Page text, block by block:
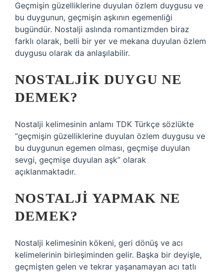
Geçmişin güzelliklerine duyulan özlem duygusu ve
bu duygunun, geçmişin aşkının egemenliği
bugündür. Nostalji aslında romantizmden biraz
farklı olarak, belli bir yer ve mekana duyulan özlem
duygusu olarak da anlaşılabilir.
NOSTALJIK DUYGU NE
DEMEK?
Nostalji kelimesinin anlamı TDK Türkçe sözlükte
“geçmişin güzelliklerine duyulan özlem duygusu ve
bu duygunun egemen olması, geçmişe duyulan
sevgi, geçmişe duyulan aşk” olarak
açıklanmaktadır.
NOSTALJI YAPMAK NE
DEMEK?
Nostalji kelimesinin kökeni, geri dönüş ve acı
kelimelerinin birleşiminden gelir. Başka bir deyişle,
geçmişten gelen ve tekrar yaşanamayan acı tatlı